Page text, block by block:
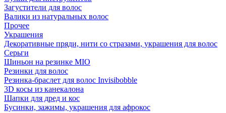
Загустители для волос
Валики из натуральных волос
Прочее
Украшения
Декоративные пряди, нити со стразами, украшения для волос
Серьги
Шиньон на резинке MIO
Резинки для волос
Резинка-браслет для волос Invisibobble
3D косы из канекалона
Шапки для дред и кос
Бусинки, зажимы, украшения для афрокос